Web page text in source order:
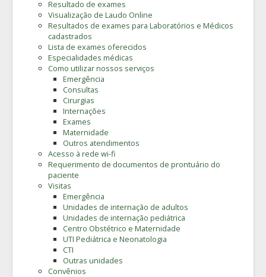
Resultado de exames
Visualização de Laudo Online
Resultados de exames para Laboratórios e Médicos
cadastrados
Lista de exames oferecidos
Especialidades médicas
Como utilizar nossos serviços
Emergência
Consultas
Cirurgias
Internações
Exames
Maternidade
Outros atendimentos
Acesso à rede wi-fi
Requerimento de documentos de prontuário do
paciente
Visitas
Emergência
Unidades de internação de adultos
Unidades de internação pediátrica
Centro Obstétrico e Maternidade
UTI Pediátrica e Neonatologia
CTI
Outras unidades
Convênios